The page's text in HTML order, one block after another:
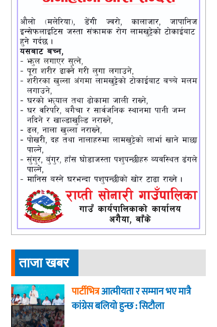
ताजा खबर
पार्टीभित्रआत्मीयता र सम्मान भए मात्रै
कांग्रेस बलियो हुन्छ : सिटौला